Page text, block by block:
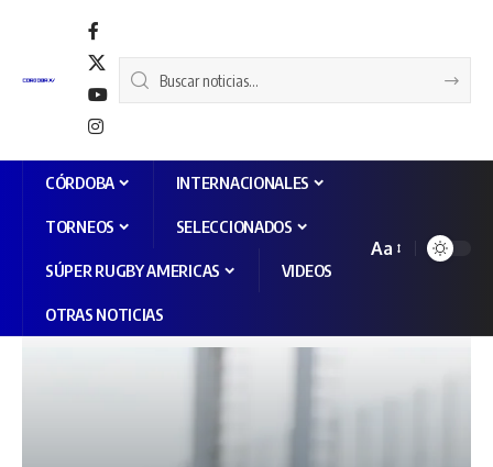
CÓRDOBA INTERNACIONALES
TORNEOS SELECCIONADOS
SÚPER RUGBY AMERICAS VIDEOS
OTRAS NOTICIAS
Aa